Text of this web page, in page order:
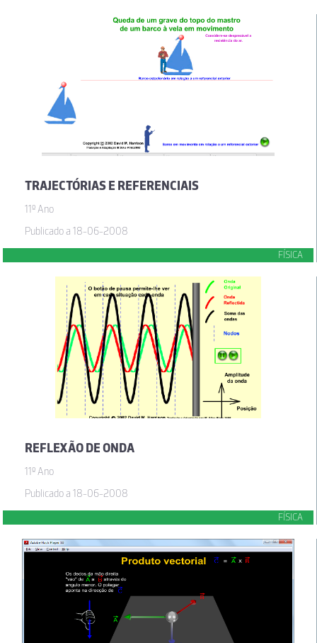
TRAJECTÓRIAS E REFERENCIAIS
11º Ano
Publicado a 18-06-2008
FÍSICA
REFLEXÃO DE ONDA
11º Ano
Publicado a 18-06-2008
FÍSICA